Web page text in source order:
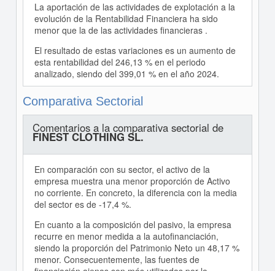
La aportación de las actividades de explotación a la
evolución de la Rentabilidad Financiera ha sido
menor que la de las actividades financieras .
El resultado de estas variaciones es un aumento de
esta rentabilidad del 246,13 % en el periodo
analizado, siendo del 399,01 % en el año 2024.
Comparativa Sectorial
Comentarios a la comparativa sectorial de
FINEST CLOTHING SL.
En comparación con su sector, el activo de la
empresa muestra una menor proporción de Activo
no corriente. En concreto, la diferencia con la media
del sector es de -17,4 %.
En cuanto a la composición del pasivo, la empresa
recurre en menor medida a la autofinanciación,
siendo la proporción del Patrimonio Neto un 48,17 %
menor. Consecuentemente, las fuentes de